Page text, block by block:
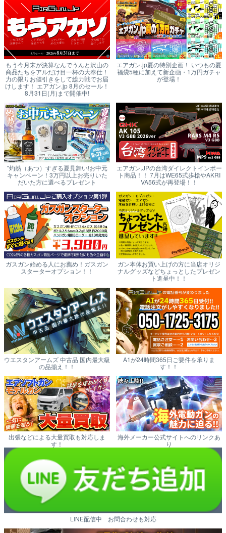
もう今月末が決算なんでうんと沢山の
商品たちをアルだけ目一杯の大奉仕！
力の限りお値引きをして総力戦でお届
けします！ エアガン.jp 8月のセール！
8月31日(月)まで開催中!
エアガン.jp夏の特別企画！ いつもの夏
福袋5種に加えて新企画・1万円ガチャ
が登場！
"灼熱（あつ）すぎる夏見舞い!お中元
キャンペーン！3万円以上お売りいた
だいた方に選べるプレゼント
エアガン.JPの台湾ダイレクトインポー
ト商品！！ 7月はWE65式歩槍やAKRI
VA56式が再登場！！
ガスガン始める人にお薦め！ガスガン
スターターオプション！！
ガン本体お買い上げの方に当店オリジ
ナルグッズなどちょっとしたプレゼン
ト進呈中！！
ウエスタンアームズ 中古品 国内最大級
の品揃え！！
A1が24時間365日ご要件を承りま
す！！
出張などによる大量買取も対応しま
す！
海外メーカー公式サイトへのリンクあ
り
LINE配信中 お問合わせも対応